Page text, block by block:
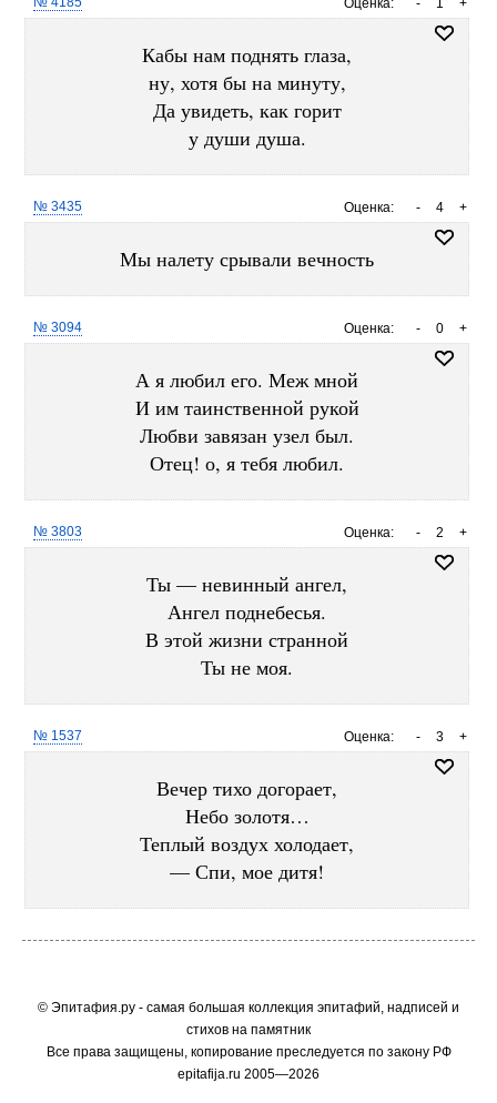
Оценка: +
1
-
Кабы нам поднять глаза,
ну, хотя бы на минуту,
Да увидеть, как горит
у души душа.
Оценка: +
4
-
№ 3435
Мы налету срывали вечность
Оценка: +
0
-
№ 3094
А я любил его. Меж мной
И им таинственной рукой
Любви завязан узел был.
Отец! о, я тебя любил.
Оценка: +
2
-
№ 3803
Ты — невинный ангел,
Ангел поднебесья.
В этой жизни странной
Ты не моя.
Оценка: +
3
-
№ 1537
Вечер тихо догорает,
Небо золотя…
Теплый воздух холодает,
— Спи, мое дитя!
© Эпитафия.ру - самая большая коллекция эпитафий, надписей и
стихов на памятник
Все права защищены, копирование преследуется по закону РФ
epitafija.ru 2005—2026